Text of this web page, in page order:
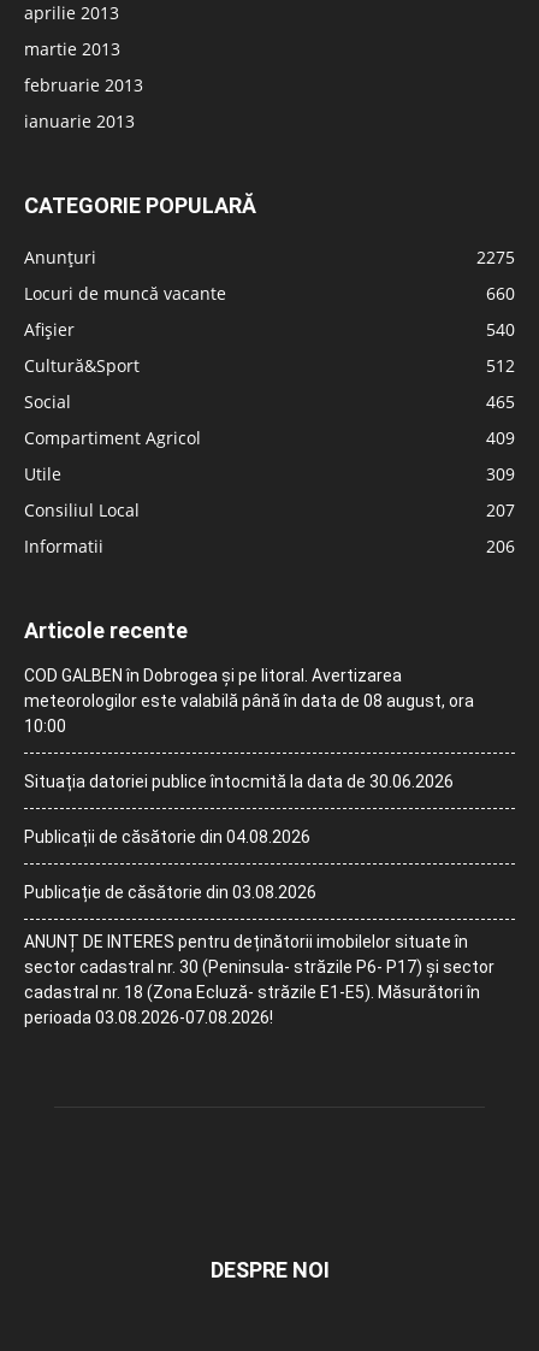
aprilie 2013
martie 2013
februarie 2013
ianuarie 2013
CATEGORIE POPULARĂ
Anunțuri
2275
Locuri de muncă vacante
660
Afișier
540
Cultură&Sport
512
Social
465
Compartiment Agricol
409
Utile
309
Consiliul Local
207
Informatii
206
Articole recente
COD GALBEN în Dobrogea și pe litoral. Avertizarea
meteorologilor este valabilă până în data de 08 august, ora
10:00
Situația datoriei publice întocmită la data de 30.06.2026
Publicații de căsătorie din 04.08.2026
Publicație de căsătorie din 03.08.2026
ANUNȚ DE INTERES pentru deținătorii imobilelor situate în
sector cadastral nr. 30 (Peninsula- străzile P6- P17) și sector
cadastral nr. 18 (Zona Ecluză- străzile E1-E5). Măsurători în
perioada 03.08.2026-07.08.2026!
DESPRE NOI